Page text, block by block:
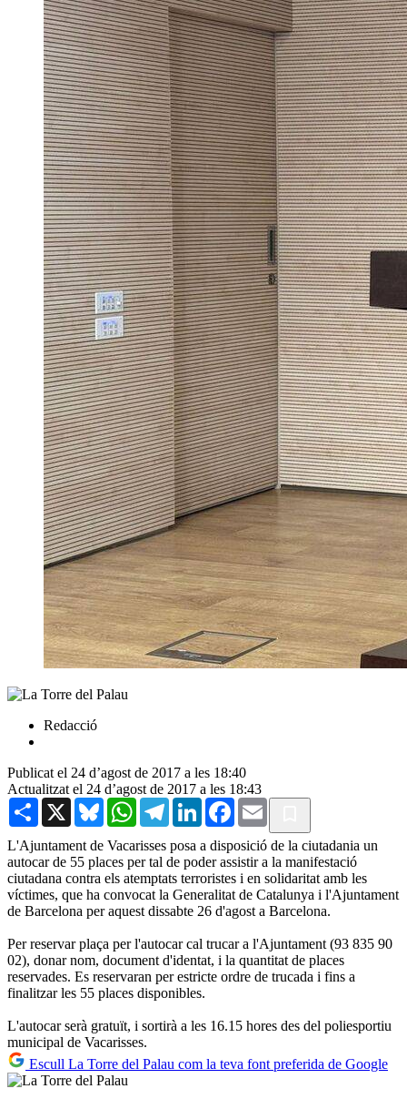
Redacció
Publicat el 24 d’agost de 2017 a les 18:40
Actualitzat el 24 d’agost de 2017 a les 18:43
Share X BlueskyWhatsAppTelegramLinkedInFacebook
Email
L'Ajuntament de Vacarisses posa a disposició de la ciutadania un
autocar de 55 places per tal de poder assistir a la manifestació
ciutadana contra els atemptats terroristes i en solidaritat amb les
víctimes, que ha convocat la Generalitat de Catalunya i l'Ajuntament
de Barcelona per aquest dissabte 26 d'agost a Barcelona.
Per reservar plaça per l'autocar cal trucar a l'Ajuntament (93 835 90
02), donar nom, document d'identat, i la quantitat de places
reservades. Es reservaran per estricte ordre de trucada i fins a
finalitzar les 55 places disponibles.
L'autocar serà gratuït, i sortirà a les 16.15 hores des del poliesportiu
municipal de Vacarisses.
Escull La Torre del Palau com la teva font preferida de Google